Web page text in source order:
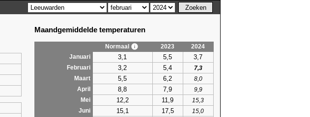
Maandgemiddelde temperaturen
Normaal 2023
2024
Januari
3,1 5,5 3,7
Februari 3,2 5,4
7,3
Maart
5,5 6,2
8,0
April
8,8 7,9
9,9
Mei
12,2 11,9
15,3
Juni
15,1 17,5
15,0